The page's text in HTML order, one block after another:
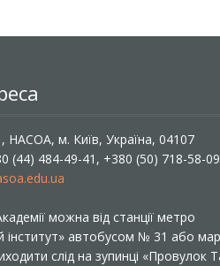
НАСОА, м. Київ, Україна, 04107
(44) 484-49-41, +380 (50) 718-58-09
можна від станції метро
інститут» автобусом № 31 або
слід на зупинці «Провулок